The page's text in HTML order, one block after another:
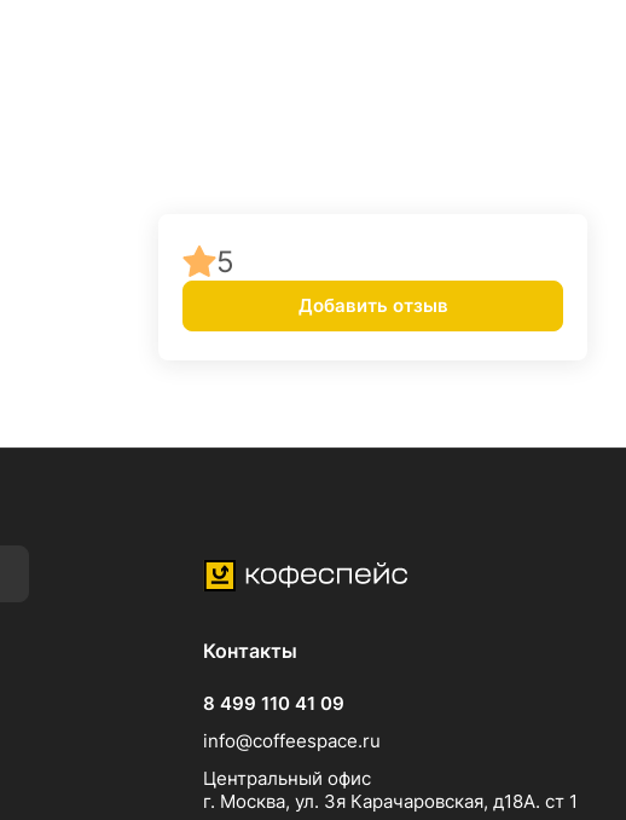
5
Добавить отзыв
Контакты
8 499 110 41 09
info@coffeespace.ru
Центральный офис
г. Москва, ул. 3я Карачаровская, д18А. ст 1